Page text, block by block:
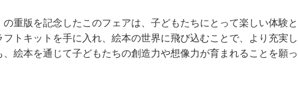
重版を記念したこのフェアは、子どもたちにとって楽しい体験
フトキットを手に入れ、絵本の世界に飛び込むことで、より充実
絵本を通じて子どもたちの創造力や想像力が育まれることを願っ